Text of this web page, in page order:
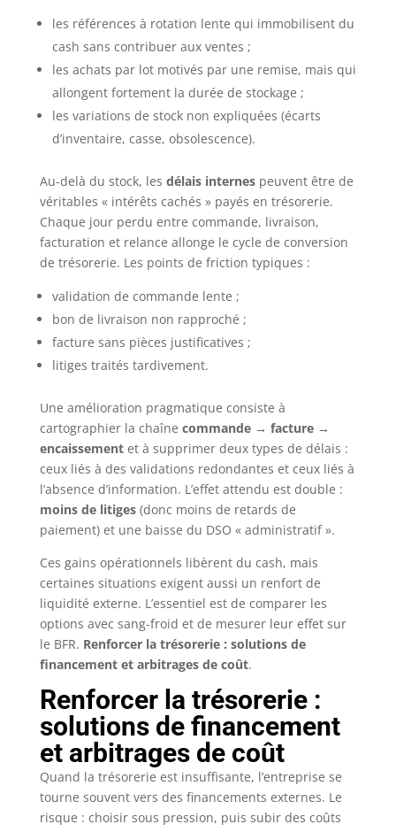
les références à rotation lente qui immobilisent du
cash sans contribuer aux ventes ;
les achats par lot motivés par une remise, mais qui
allongent fortement la durée de stockage ;
les variations de stock non expliquées (écarts
d’inventaire, casse, obsolescence).
Au-delà du stock, les délais internespeuvent être de
véritables « intérêts cachés » payés en trésorerie.
Chaque jour perdu entre commande, livraison,
facturation et relance allonge le cycle de conversion
de trésorerie. Les points de friction typiques :
validation de commande lente ;
bon de livraison non rapproché ;
facture sans pièces justificatives ;
litiges traités tardivement.
Une amélioration pragmatique consiste à
cartographier la chaîne commande → facture →
encaissementet à supprimer deux types de délais :
ceux liés à des validations redondantes et ceux liés à
l’absence d’information. L’effet attendu est double :
moins de litiges(donc moins de retards de
paiement) et une baisse du DSO « administratif ».
Ces gains opérationnels libèrent du cash, mais
certaines situations exigent aussi un renfort de
liquidité externe. L’essentiel est de comparer les
options avec sang-froid et de mesurer leur effet sur
le BFR. Renforcer la trésorerie : solutions de
financement et arbitrages de coût.
Renforcer la trésorerie :
solutions de financement
et arbitrages de coût
Quand la trésorerie est insuffisante, l’entreprise se
tourne souvent vers des financements externes. Le
risque : choisir sous pression, puis subir des coûts